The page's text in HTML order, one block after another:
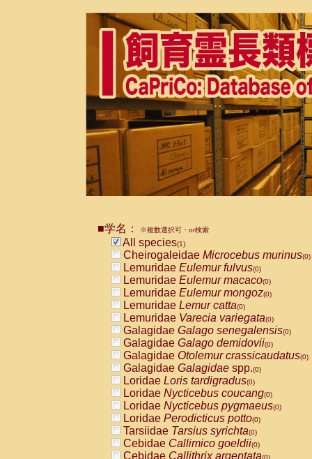
■学名： ※複数選択可・or検索
All species(1)
Cheirogaleidae Microcebus murinus(0)
Lemuridae Eulemur fulvus(0)
Lemuridae Eulemur macaco(0)
Lemuridae Eulemur mongoz(0)
Lemuridae Lemur catta(0)
Lemuridae Varecia variegata(0)
Galagidae Galago senegalensis(0)
Galagidae Galago demidovii(0)
Galagidae Otolemur crassicaudatus(0)
Galagidae Galagidae spp.(0)
Loridae Loris tardigradus(0)
Loridae Nycticebus coucang(0)
Loridae Nycticebus pygmaeus(0)
Loridae Perodicticus potto(0)
Tarsiidae Tarsius syrichta(0)
Cebidae Callimico goeldii(0)
Cebidae Callithrix argentata(0)